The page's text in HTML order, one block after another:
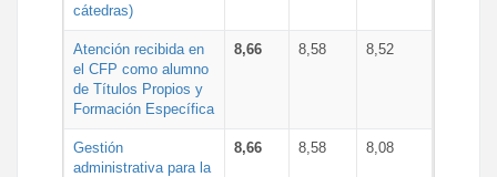
cátedras)
Atención recibida en
el CFP como alumno
de Títulos Propios y
Formación Específica
8,66 8,58 8,52
Gestión
administrativa para la
8,66 8,58 8,08